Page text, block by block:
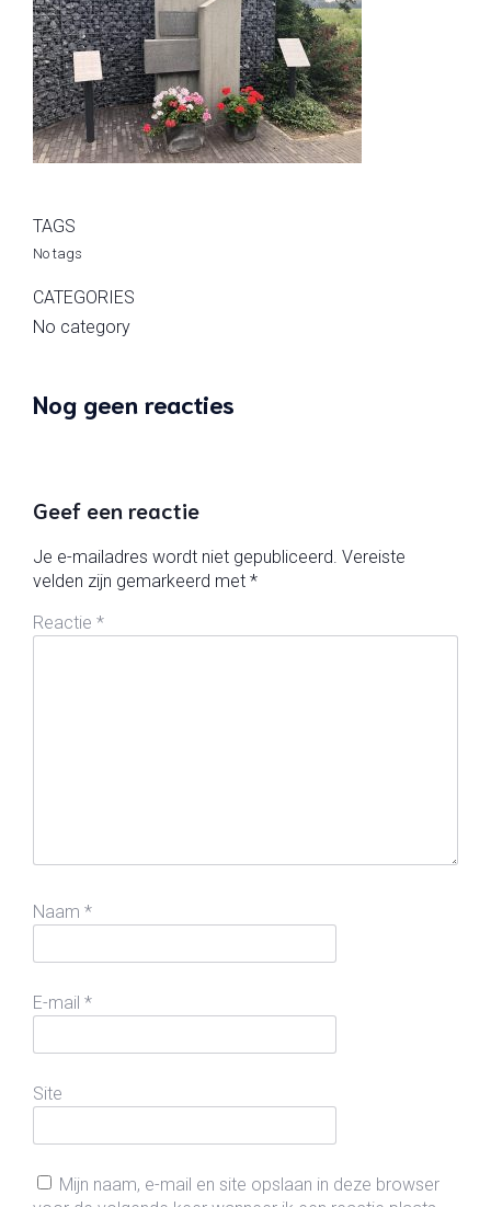
TAGS
No tags
CATEGORIES
No category
Nog geen reacties
Geef een reactie
Je e-mailadres wordt niet gepubliceerd. Vereiste
velden zijn gemarkeerd met *
Reactie *
Naam *
E-mail *
Site
Mijn naam, e-mail en site opslaan in deze browser